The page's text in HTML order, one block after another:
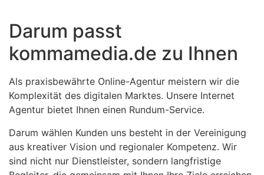
Darum passt
kommamedia.de zu Ihnen
Als praxisbewährte Online-Agentur meistern wir die
Komplexität des digitalen Marktes. Unsere Internet
Agentur bietet Ihnen einen Rundum-Service.
Darum wählen Kunden uns besteht in der Vereinigung
aus kreativer Vision und regionaler Kompetenz. Wir
sind nicht nur Dienstleister, sondern langfristige